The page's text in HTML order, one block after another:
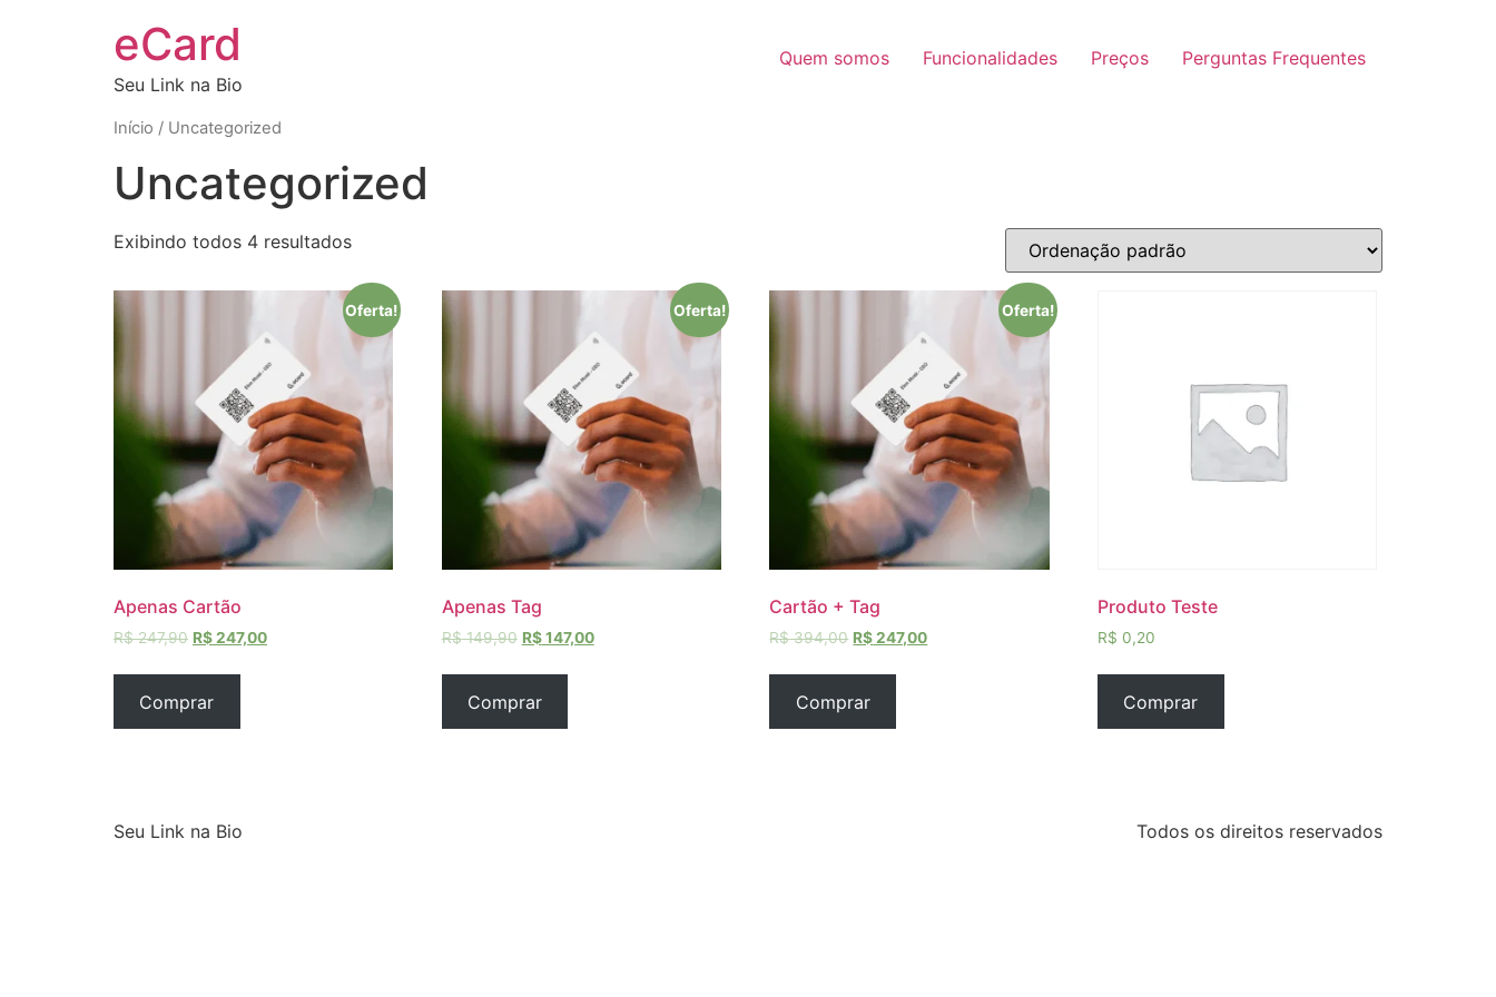
eCard
Seu Link na Bio
Quem somos Funcionalidades Preços Perguntas Frequentes
Início / Uncategorized
Uncategorized
Exibindo todos 4 resultados
Oferta!
Apenas Cartão
R$247,90 R$247,00
Comprar
Oferta!
Apenas Tag
R$149,90 R$147,00
Comprar
Oferta!
Cartão + Tag
R$394,00 R$247,00
Comprar
Produto Teste
R$ 0,20
Comprar
Seu Link na Bio Todos os direitos reservados